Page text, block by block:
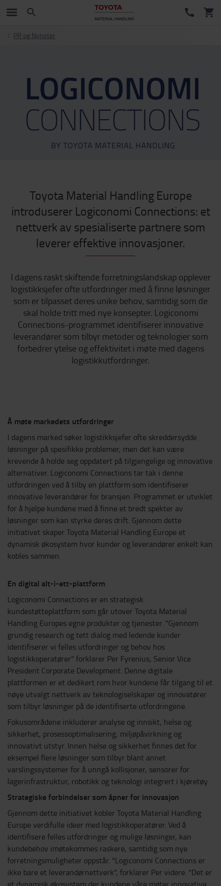
PR og Nyheter
Toyota Material Handling Europe
introduserer Logiconomi Connections: et
nettverk av spesialiserte partnere som
leverer effektive innovasjoner.
I dagens raskt skiftende forretningslandskap opplever
logistikksjefer ofte utfordringer med å finne løsninger
som er tilpasset deres unike behov, samtidig som de
skal holde tritt med nye konsepter. Logiconomi
Connections-programmet identifiserer innovative
leverandører som tilbyr metoder og teknologier som
forbedrer ytelse og effektivitet i møte med dagens
logistikkutfordringer.
Å møte markedets utfordringer
I dagens marked søker logistikksjefer ofte skreddersydde
løsninger på spesifikke problemer, men det kan være
krevende å holde seg oppdatert på tilgjengelige og innovative
alternativer. Logiconomi Connections tar tak i denne
utfordringen ved å tilby en plattform som identifiserer
innovative leverandører for bransjen. Programmet er utviklet
for å hjelpe kundene med å finne et bredt spekter av
løsninger som kan styrke deres drift. Gjennom dette
initiativet skaper Toyota Material Handling Europe et
dynamisk økosystem hvor kunder og leverandører enkelt kan
kobles sammen.
En digital alt-i-ett-plattform
Logiconomi Connections er en strategisk
kundestøtteplattform som går utover Toyota Material
Handling Europes egne produkter og tjenester. "Gjennom
grundig research og tett dialog med ledende kunder
identifiserer vi felles utfordringer og behov hos
logistikkoperatører" forklarer Per Fyrenius, Senior Vice
President Corporate Development. Denne digitale
plattformen er et dedikert rom hvor kundene får tilgang til et
nøye utvalgt nettverk av teknologiselskaper og innovatører
som tilbyr løsninger på de identifiserte utfordringene.
Fokusområdene inkluderer analyse og innsikt, helse og
sikkerhet, prosessoptimalisering, miljøpåvirkning og
innovativt utstyr. Innen helse og sikkerhet finnes det for
eksempel flere løsninger som tilbyr blant annet
varslingssystemer for å unngå kollisjoner, sensorer for
lagerinfrastruktur, robotikk og teknologi integrert i kjøretøy.
Strategiske forbindelser som åpner for innovasjon
Gjennom dette initiativet kobler Toyota Material Handling
Europe verdifulle ideer med logistikkoperatører. Ved å
identifisere felles utfordringer og mulige løsninger, kan
kundebehov imøtekommes raskere, samtidig som nye
forretningsmuligheter oppstår. "Logiconomi Connections er
ikke bare et leverandørnettverk", forklarer Per videre. "Det er